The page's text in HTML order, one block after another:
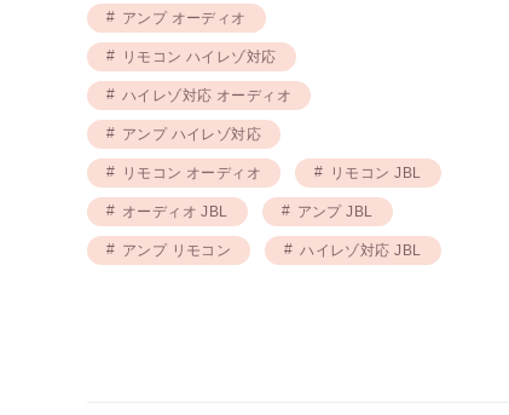
アンプ オーディオ
リモコン ハイレゾ対応
ハイレゾ対応 オーディオ
アンプ ハイレゾ対応
リモコン オーディオ リモコン JBL
オーディオ JBL アンプ JBL
アンプ リモコン ハイレゾ対応 JBL